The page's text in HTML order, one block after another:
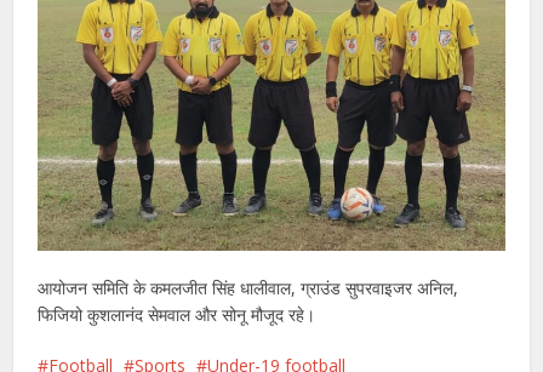
आयोजन समिति के कमलजीत सिंह धालीवाल, ग्राउंड सुपरवाइजर अनिल,
फिजियो कुशलानंद सेमवाल और सोनू मौजूद रहे।
Football Sports Under-19 football